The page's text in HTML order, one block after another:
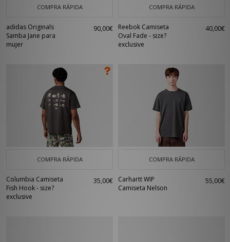
COMPRA RÁPIDA
adidas Originals
Samba Jane para
mujer
90,00€
COMPRA RÁPIDA
Reebok Camiseta
Oval Fade - size?
exclusive
40,00€
COMPRA RÁPIDA
Columbia Camiseta
Fish Hook - size?
exclusive
35,00€
COMPRA RÁPIDA
Carhartt WIP
Camiseta Nelson
55,00€